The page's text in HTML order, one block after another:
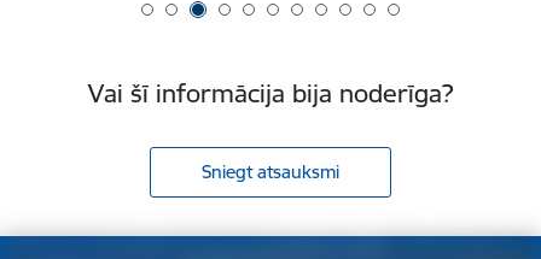
Vai šī informācija bija noderīga?
Sniegt atsauksmi